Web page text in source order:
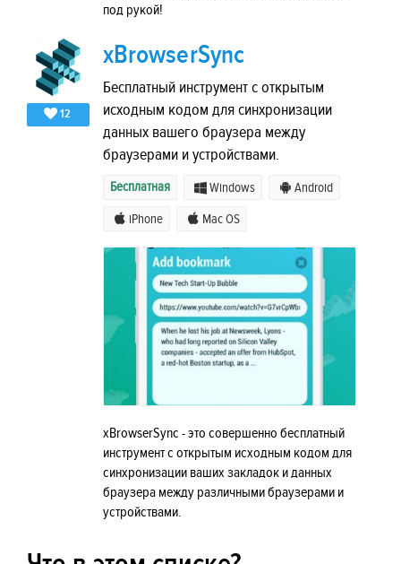
под рукой!
12
xBrowserSync
Бесплатный инструмент с открытым
исходным кодом для синхронизации
данных вашего браузера между
браузерами и устройствами.
Бесплатная Windows Android
iPhone Mac OS
xBrowserSync - это совершенно бесплатный
инструмент с открытым исходным кодом для
синхронизации ваших закладок и данных
браузера между различными браузерами и
устройствами.